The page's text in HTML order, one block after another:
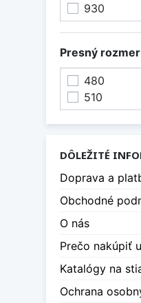
930
Presný
480
510
DÔLEŽITÉ
Doprava a
Obchodné
O nás
Prečo nakúpiť
Katalógy na
Ochrana